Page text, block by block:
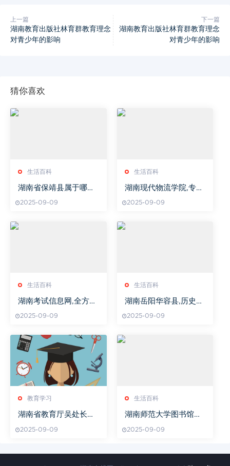
上一篇
湖南教育出版社林育群教育理念
对青少年的影响
下一篇
湖南教育出版社林育群教育理念
对青少年的影响
猜你喜欢
生活百科
湖南省保靖县属于哪个
2025-09-09
生活百科
湖南现代物流学院,专业
特色与就业分析
2025-09-09
生活百科
湖南考试信息网,全方位
与使用指南
2025-09-09
生活百科
湖南岳阳华容县,历史文
解析华容之美
2025-09-09
教育学习
湖南省教育厅吴处长籍
2025-09-09
生活百科
湖南师范大学图书馆官
高效使用指南
2025-09-09